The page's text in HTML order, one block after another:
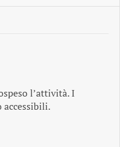
l’attività. I
accessibili.